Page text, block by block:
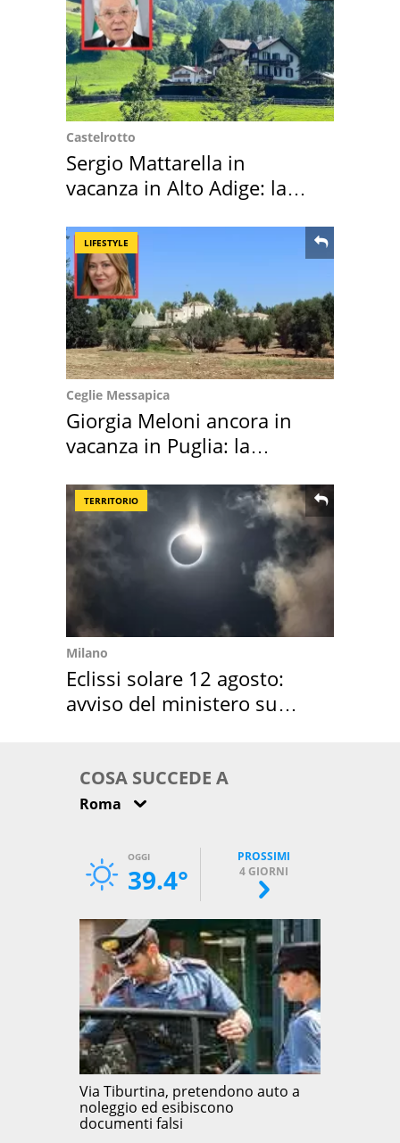
Castelrotto
Sergio Mattarella in
vacanza in Alto Adige: la
LIFESTYLE
Ceglie Messapica
Giorgia Meloni ancora in
vacanza in Puglia: la
TERRITORIO
Milano
Eclissi solare 12 agosto:
avviso del ministero su